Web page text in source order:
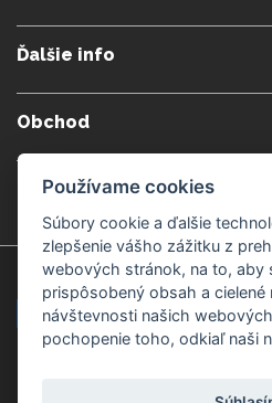
Ochrana osobných údajov
Cookies nastavenia
Ďalšie info
Gemmoterapia
Obchod
Nakupuj bezpečne
Kamenné predajne
Považská Bystrica v Kauflande
Žilina
Záruka kvality
Používame cookies
Súbory cookie a ďalšie
zlepšenie vášho zážitku z
webových stránok, na to, aby
prispôsobený obsah a cielené
návštevnosti našich
pochopenie toho, odkiaľ naši